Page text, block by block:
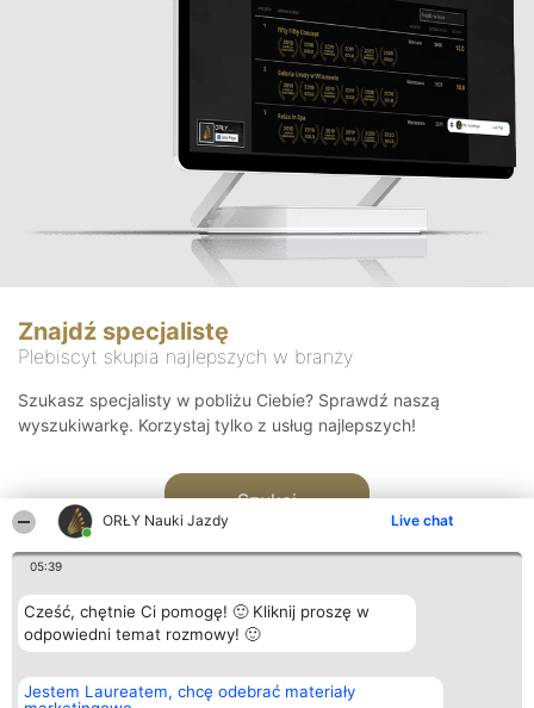
ORŁY Nauki Jazdy Live chat
05:39
Cześć, chętnie Ci pomogę! 🙂 Kliknij proszę w
odpowiedni temat rozmowy! 🙂
Jestem Laureatem, chcę odebrać materiały
Znajdź specjalistę
Plebiscyt skupia najlepszych w branży
Szukasz specjalisty w pobliżu Ciebie? Sprawdź naszą
wyszukiwarkę. Korzystaj tylko z usług najlepszych!
Szukaj
Organizator plebiscytu
Bright Side Solutions sp. z o.
Plebiscyt
Laureaci
Kontakt
Kontakt